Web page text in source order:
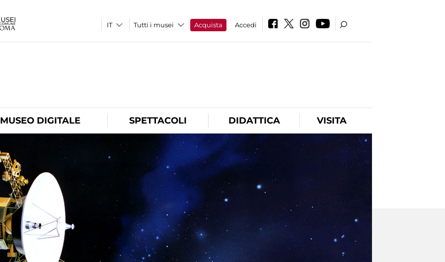
Tutti i musei Acquista Accedi
MUSEO DIGITALE SPETTACOLI DIDATTICA VISITA